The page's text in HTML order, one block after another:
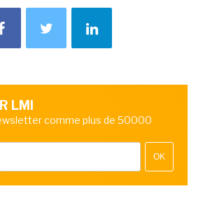
LMI
comme plus de 50000
OK